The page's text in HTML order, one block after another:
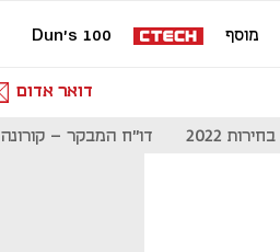
מוסף Dun's 100
דואר אדום
בחירות 2022 דו"ח המבקר - קורונה